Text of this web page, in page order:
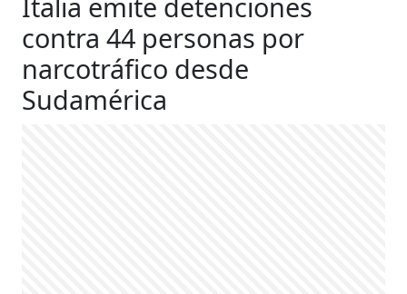
contra 44 personas por
narcotráfico desde
Sudamérica